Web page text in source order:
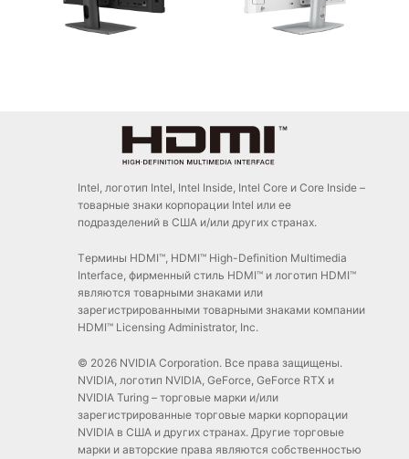
Intel, логотип Intel, Intel Inside, Intel Core и Core Inside –
товарные знаки корпорации Intel или ее
подразделений в США и/или других странах.
Tермины HDMI™, HDMI™ High-Definition Multimedia
Interface, фирменный стиль HDMI™ и логотип HDMI™
являются товарными знаками или
зарегистрированными товарными знаками компании
HDMI™ Licensing Administrator, Inc.
© 2026 NVIDIA Corporation. Все права защищены.
NVIDIA, логотип NVIDIA, GeForce, GeForce RTX и
NVIDIA Turing – торговые марки и/или
зарегистрированные торговые марки корпорации
NVIDIA в США и других странах. Другие торговые
марки и авторские права являются собственностью